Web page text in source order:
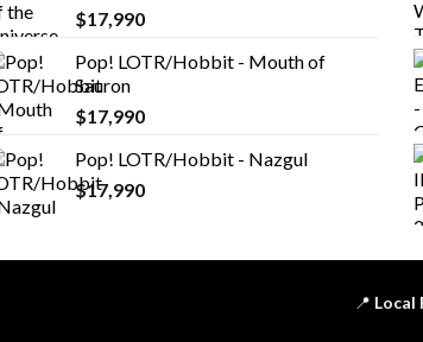
$17,990
Pop! LOTR/Hobbit - Mouth of
Sauron
$17,990
Pop! LOTR/Hobbit - Nazgul
$17,990
📍 Local